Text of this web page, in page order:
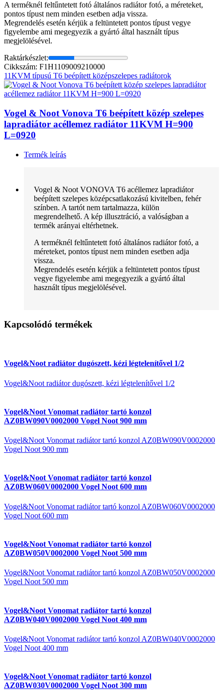
A terméknél feltűntetett fotó általános radiátor fotó, a méreteket,
pontos típust nem minden esetben adja vissza.
Megrendelés esetén kérjük a feltüntetett pontos típust vegye
figyelembe ami megegyezik a gyártó által használt típus
megjelölésével.
Raktárkészlet:
Cikkszám: F1H1109009210000
11KVM típusú T6 beépített középszelepes radiátorok
Vogel & Noot Vonova T6 beépített közép szelepes
lapradiátor acéllemez radiátor 11KVM H=900
L=0920
Termék leírás
Vogel & Noot VONOVA T6 acéllemez lapradiátor
beépített szelepes középcsatlakozású kivitelben, fehér
színben. A tartót nem tartalmazza, külön
megrendelhető. A kép illusztráció, a valóságban a
termék arányai eltérhetnek.
A terméknél feltűntetett fotó általános radiátor fotó, a
méreteket, pontos típust nem minden esetben adja
vissza.
Megrendelés esetén kérjük a feltüntetett pontos típust
vegye figyelembe ami megegyezik a gyártó által
használt típus megjelölésével.
Kapcsolódó termékek
Vogel&Noot radiátor dugószett, kézi légtelenítővel 1/2
Vogel&Noot radiátor dugószett, kézi légtelenítővel 1/2
Vogel&Noot Vonomat radiátor tartó konzol
AZ0BW090V0002000 Vogel Noot 900 mm
Vogel&Noot Vonomat radiátor tartó konzol AZ0BW090V0002000
Vogel Noot 900 mm
Vogel&Noot Vonomat radiátor tartó konzol
AZ0BW060V0002000 Vogel Noot 600 mm
Vogel&Noot Vonomat radiátor tartó konzol AZ0BW060V0002000
Vogel Noot 600 mm
Vogel&Noot Vonomat radiátor tartó konzol
AZ0BW050V0002000 Vogel Noot 500 mm
Vogel&Noot Vonomat radiátor tartó konzol AZ0BW050V0002000
Vogel Noot 500 mm
Vogel&Noot Vonomat radiátor tartó konzol
AZ0BW040V0002000 Vogel Noot 400 mm
Vogel&Noot Vonomat radiátor tartó konzol AZ0BW040V0002000
Vogel Noot 400 mm
Vogel&Noot Vonomat radiátor tartó konzol
AZ0BW030V0002000 Vogel Noot 300 mm